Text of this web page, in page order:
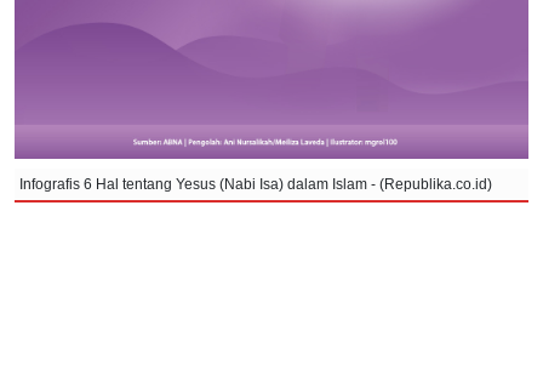
Infografis 6 Hal tentang Yesus (Nabi Isa) dalam Islam - (Republika.co.id)